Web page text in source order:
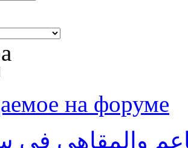
на форуме
والمقاهي في